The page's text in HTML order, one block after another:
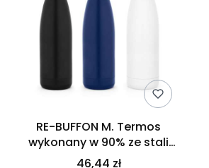
RE-BUFFON M. Termos
wykonany w 90% ze stali
nierdzewnej pochodzącej z
46,44 zł